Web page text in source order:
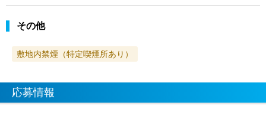
その他
敷地内禁煙（特定喫煙所あり）
応募情報